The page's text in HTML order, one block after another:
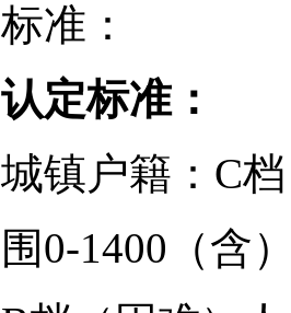
标准：
认定标准：
城镇户籍：C
围0-1400（含